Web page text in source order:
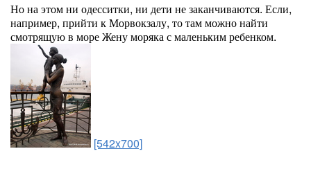
Но на этом ни одесситки, ни дети не заканчиваются. Если,
например, прийти к Морвокзалу, то там можно найти
смотрящую в море Жену моряка с маленьким ребенком.
[542x700]